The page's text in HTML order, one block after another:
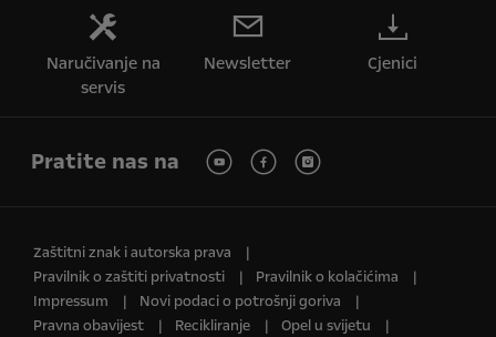
Naručivanje na
servis
Newsletter Cjenici
Pratite nas na
Zaštitni znak i autorska prava
Pravilnik o zaštiti privatnosti
Pravilnik o kolačićima
Impressum
Novi podaci o potrošnji goriva
Pravna obavijest
Recikliranje
Opel u svijetu